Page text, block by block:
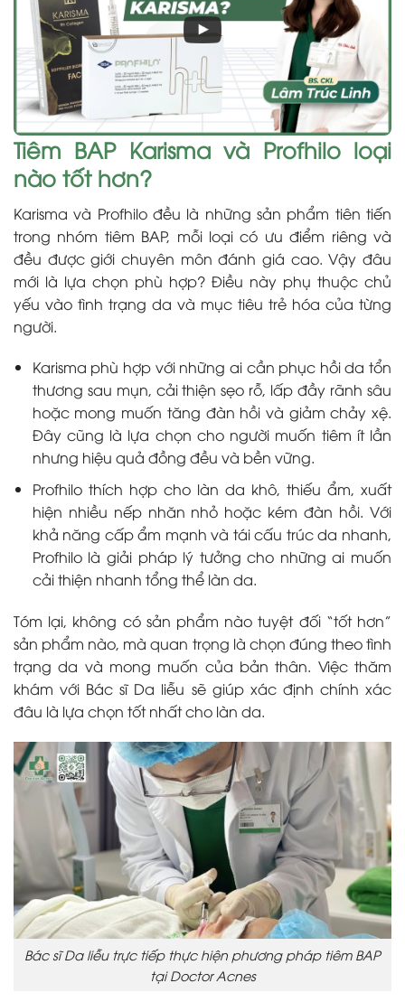
Tiêm BAP Karisma và Profhilo loại
nào tốt hơn?
Karisma và Profhilo đều là những sản phẩm tiên tiến
trong nhóm tiêm BAP, mỗi loại có ưu điểm riêng và
đều được giới chuyên môn đánh giá cao. Vậy đâu
mới là lựa chọn phù hợp? Điều này phụ thuộc chủ
yếu vào tình trạng da và mục tiêu trẻ hóa của từng
người.
Karisma phù hợp với những ai cần phục hồi da tổn
thương sau mụn, cải thiện sẹo rỗ, lấp đầy rãnh sâu
hoặc mong muốn tăng đàn hồi và giảm chảy xệ.
Đây cũng là lựa chọn cho người muốn tiêm ít lần
nhưng hiệu quả đồng đều và bền vững.
Profhilo thích hợp cho làn da khô, thiếu ẩm, xuất
hiện nhiều nếp nhăn nhỏ hoặc kém đàn hồi. Với
khả năng cấp ẩm mạnh và tái cấu trúc da nhanh,
Profhilo là giải pháp lý tưởng cho những ai muốn
cải thiện nhanh tổng thể làn da.
Tóm lại, không có sản phẩm nào tuyệt đối “tốt hơn”
sản phẩm nào, mà quan trọng là chọn đúng theo tình
trạng da và mong muốn của bản thân. Việc thăm
khám với Bác sĩ Da liễu sẽ giúp xác định chính xác
đâu là lựa chọn tốt nhất cho làn da.
Bác sĩ Da liễu trực tiếp thực hiện phương pháp tiêm BAP
tại Doctor Acnes